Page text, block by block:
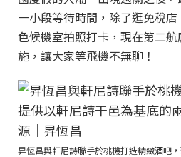
一小段等待時間，除了逛免稅
色候機室拍照打卡，現在第二
施，讓大家等飛機不無聊！
昇恆昌與軒尼詩聯手於桃機打造精緻酒吧